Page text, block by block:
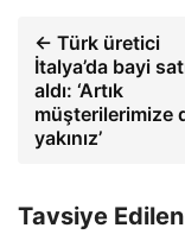
← Türk üretici
İtalya’da bayi
aldı: ‘Artık
müşterilerimize
yakınız’
Tavsiye